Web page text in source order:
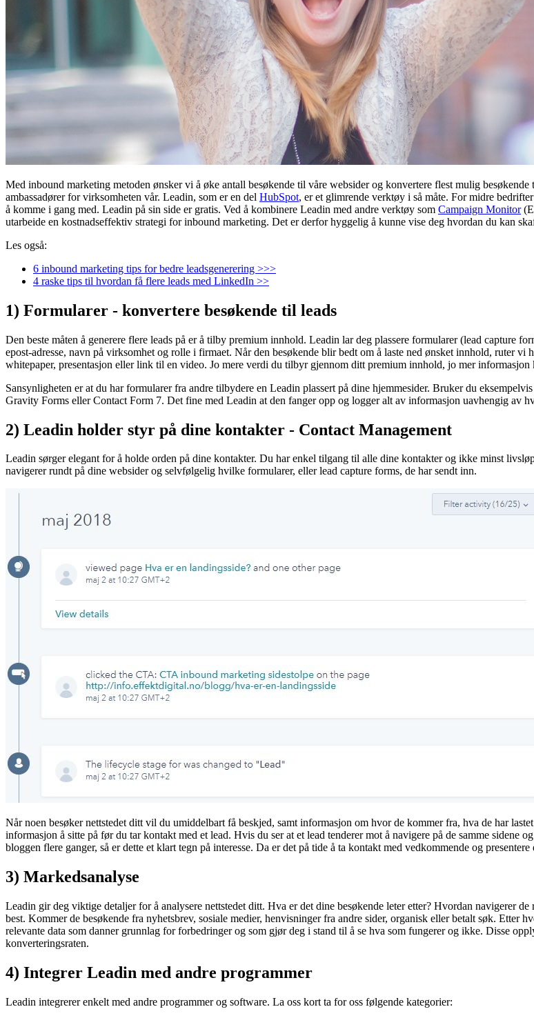
Med inbound marketing metoden ønsker vi å øke antall besøkende til våre websider og konvertere flest mulig
ambassadører for virksomheten vår. Leadin, som er en del HubSpot, er et glimrende verktøy i så måte. For midre
å komme i gang med. Leadin på sin side er gratis. Ved å kombinere Leadin med andre verktøy som Campaign Monitor
utarbeide en kostnadseffektiv strategi for inbound marketing. Det er derfor hyggelig å kunne vise deg hvordan du kan
Les også:
6 inbound marketing tips for bedre leadsgenerering >>>
4 raske tips til hvordan få flere leads med LinkedIn >>
1) Formularer - konvertere besøkende til leads
Den beste måten å generere flere leads på er å tilby premium innhold. Leadin lar deg plassere formularer (lead capture
epost-adresse, navn på virksomhet og rolle i firmaet. Når den besøkende blir bedt om å laste ned ønsket innhold, ruter
whitepaper, presentasjon eller link til en video. Jo mere verdi du tilbyr gjennom ditt premium innhold, jo mer informasjon
Sansynligheten er at du har formularer fra andre tilbydere en Leadin plassert på dine hjemmesider. Bruker du
Gravity Forms eller Contact Form 7. Det fine med Leadin at den fanger opp og logger alt av informasjon uavhengig av
2) Leadin holder styr på dine kontakter - Contact Management
Leadin sørger elegant for å holde orden på dine kontakter. Du har enkel tilgang til alle dine kontakter og ikke minst
navigerer rundt på dine websider og selvfølgelig hvilke formularer, eller lead capture forms, de har sendt inn.
Når noen besøker nettstedet ditt vil du umiddelbart få beskjed, samt informasjon om hvor de kommer fra, hva de har
informasjon å sitte på før du tar kontakt med et lead. Hvis du ser at et lead tenderer mot å navigere på de samme sidene
bloggen flere ganger, så er dette et klart tegn på interesse. Da er det på tide å ta kontakt med vedkommende og
3) Markedsanalyse
Leadin gir deg viktige detaljer for å analysere nettstedet ditt. Hva er det dine besøkende leter etter? Hvordan navigerer
best. Kommer de besøkende fra nyhetsbrev, sosiale medier, henvisninger fra andre sider, organisk eller betalt søk.
relevante data som danner grunnlag for forbedringer og som gjør deg i stand til å se hva som fungerer og ikke. Disse
konverteringsraten.
4) Integrer Leadin med andre programmer
Leadin integrerer enkelt med andre programmer og software. La oss kort ta for oss følgende kategorier: